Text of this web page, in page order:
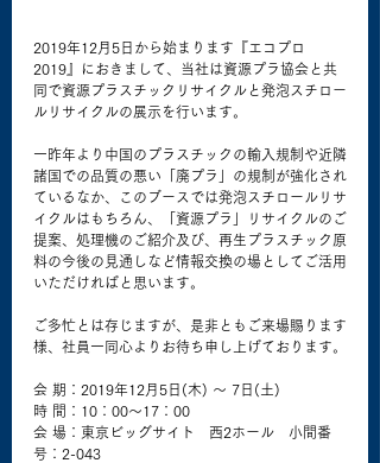
2019年12月5日から始まります『エコプロ
2019』におきまして、当社は資源プラ協会と共
同で資源プラスチックリサイクルと発泡スチロー
ルリサイクルの展示を行います。
一昨年より中国のプラスチックの輸入規制や近隣
諸国での品質の悪い「廃プラ」の規制が強化され
ているなか、このブースでは発泡スチロールリサ
イクルはもちろん、「資源プラ」リサイクルのご
提案、処理機のご紹介及び、再生プラスチック原
料の今後の見通しなど情報交換の場としてご活用
いただければと思います。
ご多忙とは存じますが、是非ともご来場賜ります
様、社員一同心よりお待ち申し上げております。
会 期：2019年12月5日(木) 〜 7日(土)
時 間：10：00〜17：00
会 場：東京ビッグサイト　西2ホール　小間番
号：2-043